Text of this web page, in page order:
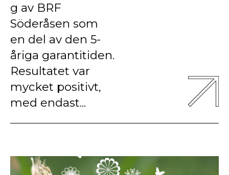
g av BRF
Söderåsen som
en del av den 5-
åriga garantitiden.
Resultatet var
mycket positivt,
med endast...